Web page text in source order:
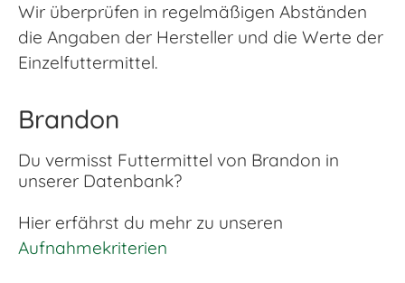
Wir überprüfen in regelmäßigen Abständen
die Angaben der Hersteller und die Werte der
Einzelfuttermittel.
Brandon
Du vermisst Futtermittel von Brandon in
unserer Datenbank?
Hier erfährst du mehr zu unseren
Aufnahmekriterien